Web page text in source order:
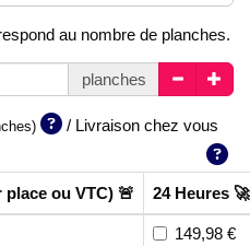
au nombre de planches.
planches
/ Livraison chez vous
ou VTC) 🚨 24 Heures 🚀
149,98 €